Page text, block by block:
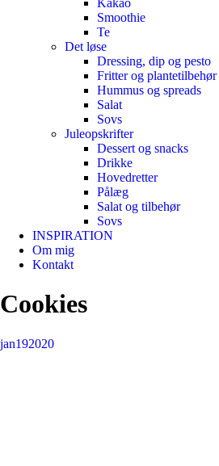
Kakao
Smoothie
Te
Det løse
Dressing, dip og pesto
Fritter og plantetilbehør
Hummus og spreads
Salat
Sovs
Juleopskrifter
Dessert og snacks
Drikke
Hovedretter
Pålæg
Salat og tilbehør
Sovs
INSPIRATION
Om mig
Kontakt
Cookies
jan192020